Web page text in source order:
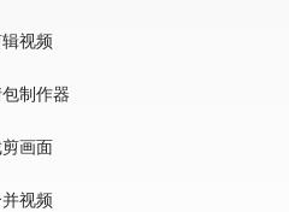
视频
制作器
画面
视频